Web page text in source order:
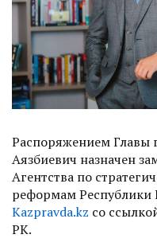
Распоряжением Главы
Аязбиевич назначен
Агентства по
реформам Республики
Kazpravda.kz со
РК.